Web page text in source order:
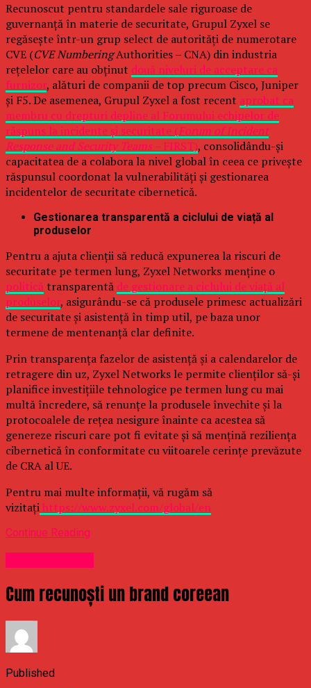
Recunoscut pentru standardele sale riguroase de
guvernanță în materie de securitate, Grupul Zyxel se
regăsește într-un grup select de autorități de numerotare
CVE (CVE NumberingAuthorities – CNA) din industria
rețelelor care au obținut două niveluri de acceptare ca
furnizor, alături de companii de top precum Cisco, Juniper
și F5. De asemenea, Grupul Zyxel a fost recent aprobat ca
membru cu drepturi depline al Forumului echipelor de
răspuns la incidente și securitate (Forum of Incident
Response and Security Teams –FIRST), consolidându-și
capacitatea de a colabora la nivel global în ceea ce privește
răspunsul coordonat la vulnerabilități și gestionarea
incidentelor de securitate cibernetică.
Gestionarea transparentă a ciclului de viață al
produselor
Pentru a ajuta clienții să reducă expunerea la riscuri de
securitate pe termen lung, Zyxel Networks menține o
politică transparentă de gestionare a ciclului de viață al
produselor, asigurându-se că produsele primesc actualizări
de securitate și asistență în timp util, pe baza unor
termene de mentenanță clar definite.
Prin transparența fazelor de asistență și a calendarelor de
retragere din uz, Zyxel Networks le permite clienților să-și
planifice investițiile tehnologice pe termen lung cu mai
multă încredere, să renunțe la produsele învechite și la
protocoalele de rețea nesigure înainte ca acestea să
genereze riscuri care pot fi evitate și să mențină reziliența
cibernetică în conformitate cu viitoarele cerințe prevăzute
de CRA al UE.
Pentru mai multe informații, vă rugăm să
vizitațihttps://www.zyxel.com/global/en
Continue Reading
Cum recunoști un brand coreean
Published